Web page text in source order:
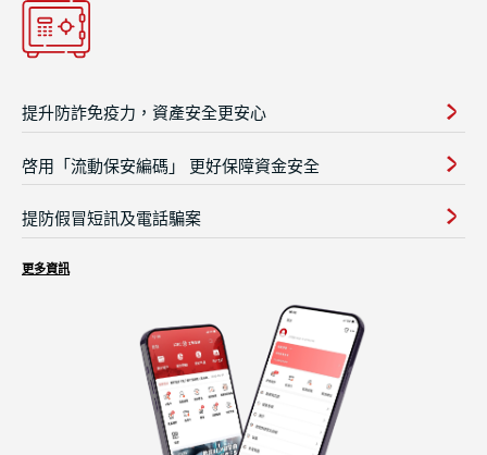
提升防詐免疫力，資產安全更安心
啓用「流動保安編碼」 更好保障資金安全
提防假冒短訊及電話騙案
更多資訊